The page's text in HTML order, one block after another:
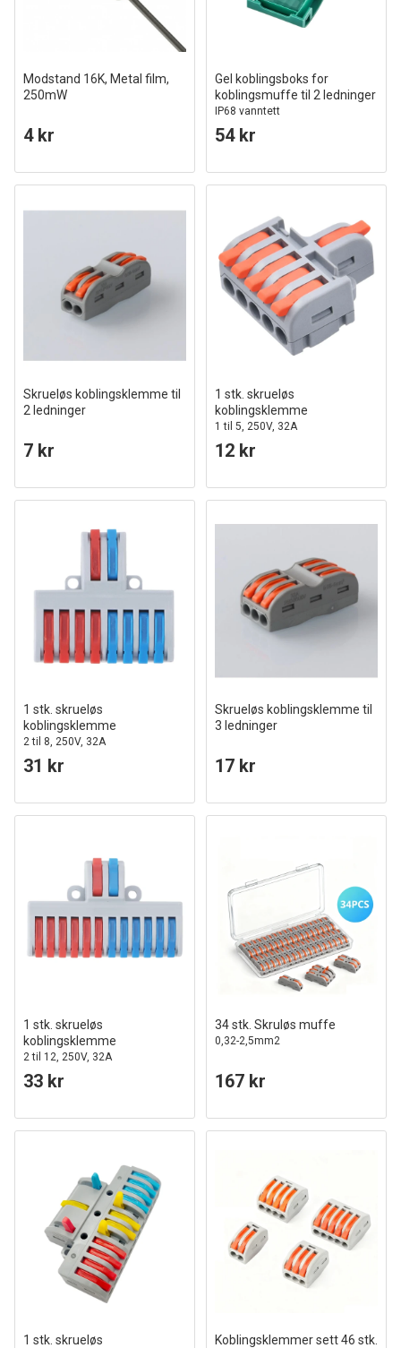
Modstand 16K, Metal film,
250mW
4 kr
Gel koblingsboks for
koblingsmuffe til 2 ledninger
IP68 vanntett
54 kr
Skrueløs koblingsklemme til
2 ledninger
7 kr
1 stk. skrueløs
koblingsklemme
1 til 5, 250V, 32A
12 kr
1 stk. skrueløs
koblingsklemme
2 til 8, 250V, 32A
31 kr
Skrueløs koblingsklemme til
3 ledninger
17 kr
1 stk. skrueløs
koblingsklemme
2 til 12, 250V, 32A
33 kr
34 stk. Skruløs muffe
0,32-2,5mm2
167 kr
1 stk. skrueløs
Koblingsklemmer sett 46 stk.